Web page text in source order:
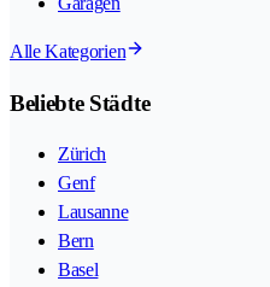
Alle Kategorien
Beliebte Städte
Zürich
Genf
Lausanne
Bern
Basel